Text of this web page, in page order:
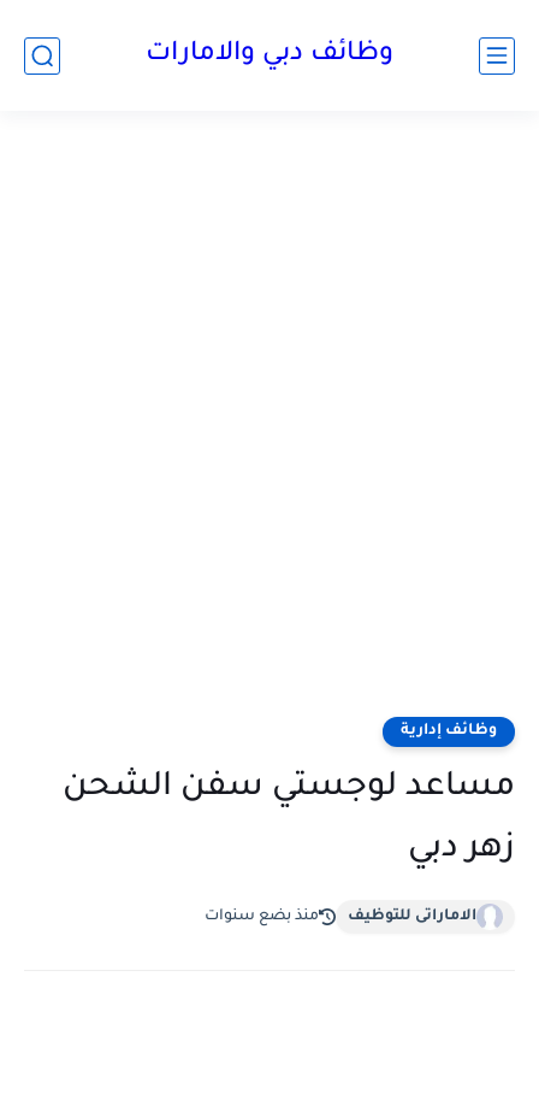
وظائف دبي والامارات
وظائف إدارية
مساعد لوجستي سفن الشحن
زهر دبي
الاماراتى للتوظيف منذ بضع سنوات